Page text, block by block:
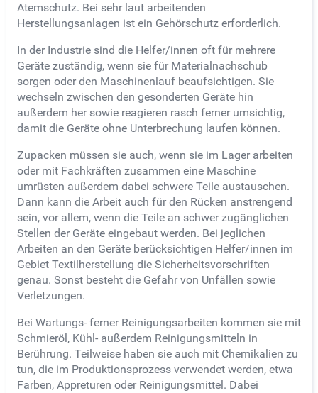
Atemschutz. Bei sehr laut arbeitenden
Herstellungsanlagen ist ein Gehörschutz erforderlich.
In der Industrie sind die Helfer/innen oft für mehrere
Geräte zuständig, wenn sie für Materialnachschub
sorgen oder den Maschinenlauf beaufsichtigen. Sie
wechseln zwischen den gesonderten Geräte hin
außerdem her sowie reagieren rasch ferner umsichtig,
damit die Geräte ohne Unterbrechung laufen können.
Zupacken müssen sie auch, wenn sie im Lager arbeiten
oder mit Fachkräften zusammen eine Maschine
umrüsten außerdem dabei schwere Teile austauschen.
Dann kann die Arbeit auch für den Rücken anstrengend
sein, vor allem, wenn die Teile an schwer zugänglichen
Stellen der Geräte eingebaut werden. Bei jeglichen
Arbeiten an den Geräte berücksichtigen Helfer/innen im
Gebiet Textilherstellung die Sicherheitsvorschriften
genau. Sonst besteht die Gefahr von Unfällen sowie
Verletzungen.
Bei Wartungs- ferner Reinigungsarbeiten kommen sie mit
Schmieröl, Kühl- außerdem Reinigungsmitteln in
Berührung. Teilweise haben sie auch mit Chemikalien zu
tun, die im Produktionsprozess verwendet werden, etwa
Farben, Appreturen oder Reinigungsmittel. Dabei